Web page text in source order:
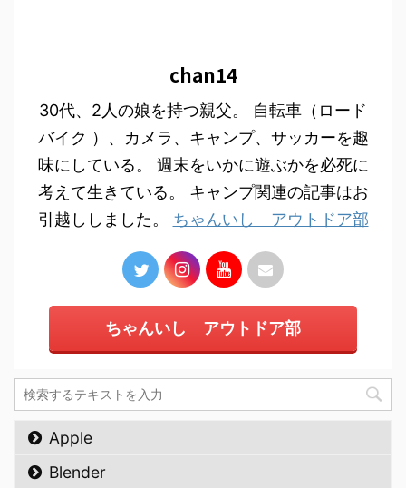
chan14
30代、2人の娘を持つ親父。 自転車（ロード
バイク ）、カメラ、キャンプ、サッカーを趣
味にしている。 週末をいかに遊ぶかを必死に
考えて生きている。 キャンプ関連の記事はお
引越ししました。 ちゃんいし アウトドア部
ちゃんいし アウトドア部
Apple
Blender